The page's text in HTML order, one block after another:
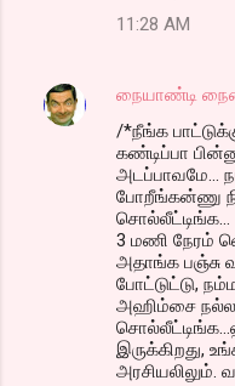
11:28 AM
நையாண்டி
/*நீங்க
கண்டிப்பா
போறீங்கன்ணு
சொல்லீட்டிங்க...
3 மணி நேரம்
அதாங்க
போட்டுட்டு,
அஹிம்சை
இருக்கிறது,
அரசியலிலும்.